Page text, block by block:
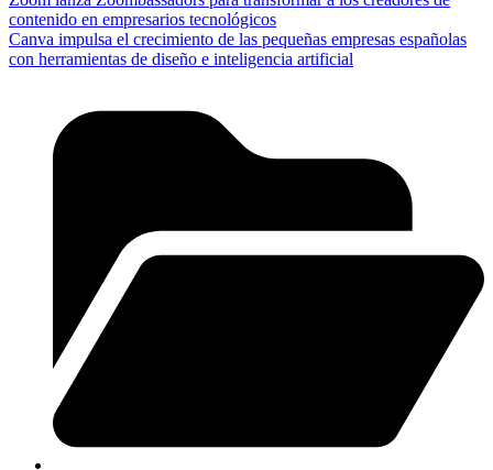
contenido en empresarios tecnológicos
Canva impulsa el crecimiento de las pequeñas empresas españolas
con herramientas de diseño e inteligencia artificial